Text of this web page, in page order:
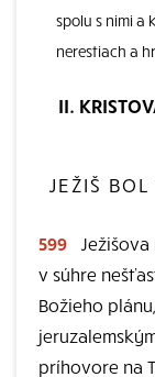
spolu s nimi a
nerestiach a
II.
JEŽIŠ
599
v súhre
Božieho
príhovore na